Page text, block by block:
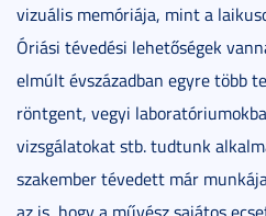
vizuális memóriája, mint a
Óriási tévedési lehetőségek
elmúlt évszázadban egyre több
röntgent, vegyi
vizsgálatokat stb. tudtunk
szakember tévedett már